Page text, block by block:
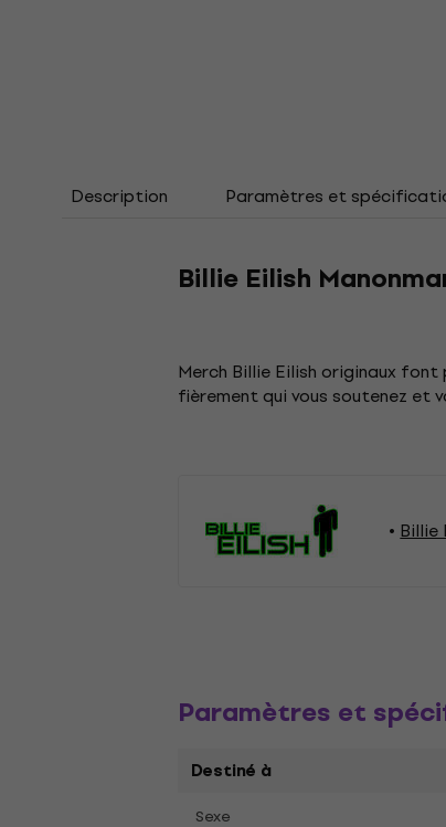
Description Paramètres et
Billie Eilish
Merch Billie Eilish originaux
fièrement qui vous soutenez et
Billie
Paramètres et
Destiné à
Sexe